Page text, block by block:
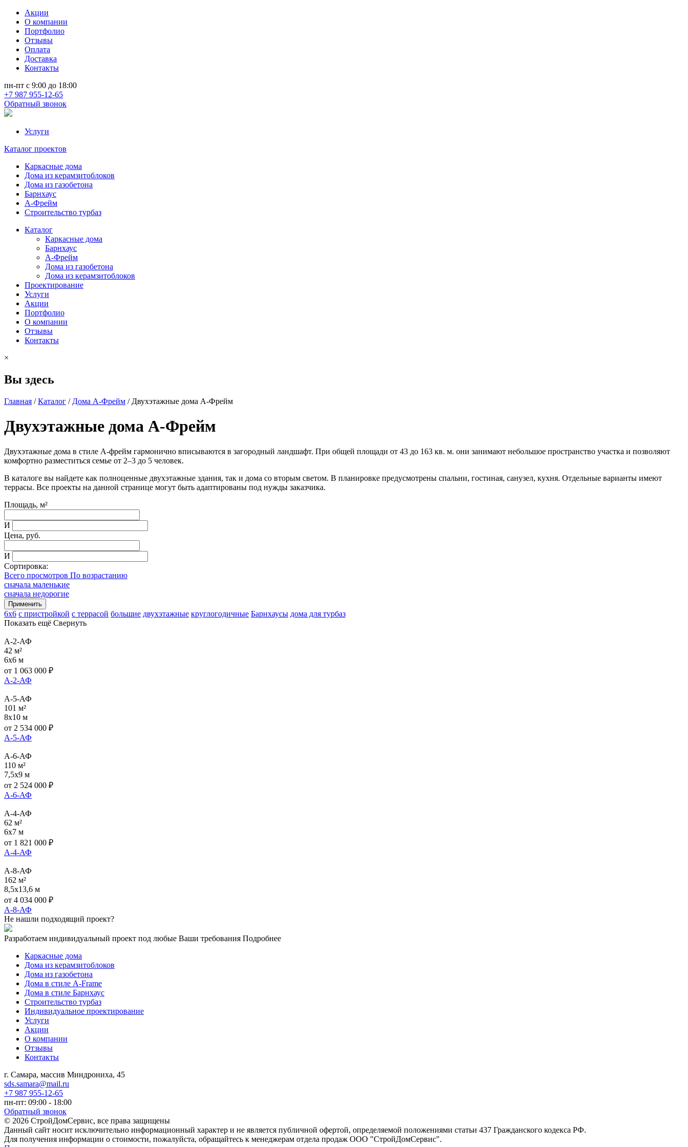
Акции
О компании
Портфолио
Отзывы
Оплата
Доставка
Контакты
пн-пт с 9:00 до 18:00
+7 987 955-12-65
Обратный звонок
Услуги
Каталог проектов
Каркасные дома
Дома из керамзитоблоков
Дома из газобетона
Барнхаус
А-Фрейм
Строительство турбаз
Каталог
Каркасные дома
Барнхаус
А-Фрейм
Дома из газобетона
Дома из керамзитоблоков
Проектирование
Услуги
Акции
Портфолио
О компании
Отзывы
Контакты
×
Вы здесь
Главная / Каталог / Дома А-Фрейм / Двухэтажные дома А-Фрейм
Двухэтажные дома А-Фрейм
Двухэтажные дома в стиле А-фрейм гармонично вписываются в загородный ландшафт. При общей площади от 43 до 163 кв. м. они занимают небольшое пространство участка и позволяют
комфортно разместиться семье от 2–3 до 5 человек.
В каталоге вы найдете как полноценные двухэтажные здания, так и дома со вторым светом. В планировке предусмотрены спальни, гостиная, санузел, кухня. Отдельные варианты имеют
террасы. Все проекты на данной странице могут быть адаптированы под нужды заказчика.
Площадь, м²
И
Цена, руб.
И
Сортировка:
Всего просмотров По возрастанию
сначала маленькие
сначала недорогие
6x6 с пристройкой с террасой большие двухэтажные круглогодичные Барнхаусы дома для турбаз
Показать ещё Свернуть
А-2-АФ
42 м²
6x6 м
от 1 063 000 ₽
А-2-АФ
А-5-АФ
101 м²
8x10 м
от 2 534 000 ₽
А-5-АФ
А-6-АФ
110 м²
7,5x9 м
от 2 524 000 ₽
А-6-АФ
А-4-АФ
62 м²
6x7 м
от 1 821 000 ₽
А-4-АФ
А-8-АФ
162 м²
8,5x13,6 м
от 4 034 000 ₽
А-8-АФ
Не нашли подходящий проект?
Разработаем индивидуальный проект под любые Ваши требования Подробнее
Каркасные дома
Дома из керамзитоблоков
Дома из газобетона
Дома в стиле A-Frame
Дома в стиле Барнхаус
Строительство турбаз
Индивидуальное проектирование
Услуги
Акции
О компании
Отзывы
Контакты
г. Самара, массив Миндрониха, 45
sds.samara@mail.ru
+7 987 955-12-65
пн-пт: 09:00 - 18:00
Обратный звонок
© 2026 СтройДомСервис, все права защищены
Данный сайт носит исключительно информационный характер и не является публичной офертой, определяемой положениями статьи 437 Гражданского кодекса РФ.
Для получения информации о стоимости, пожалуйста, обращайтесь к менеджерам отдела продаж ООО "СтройДомСервис".